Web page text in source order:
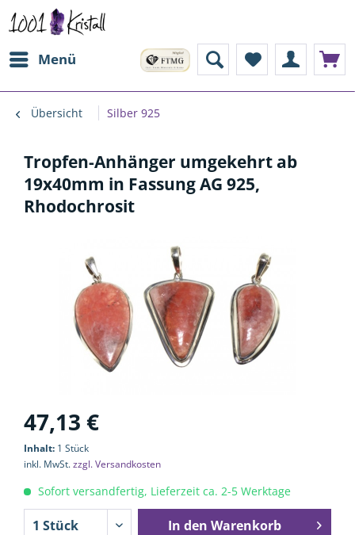
Menü
Übersicht Silber 925
Tropfen-Anhänger umgekehrt ab
19x40mm in Fassung AG 925,
Rhodochrosit
47,13 €
Inhalt: 1 Stück
inkl. MwSt.zzgl. Versandkosten
Sofort versandfertig, Lieferzeit ca. 2-5 Werktage
In den Warenkorb